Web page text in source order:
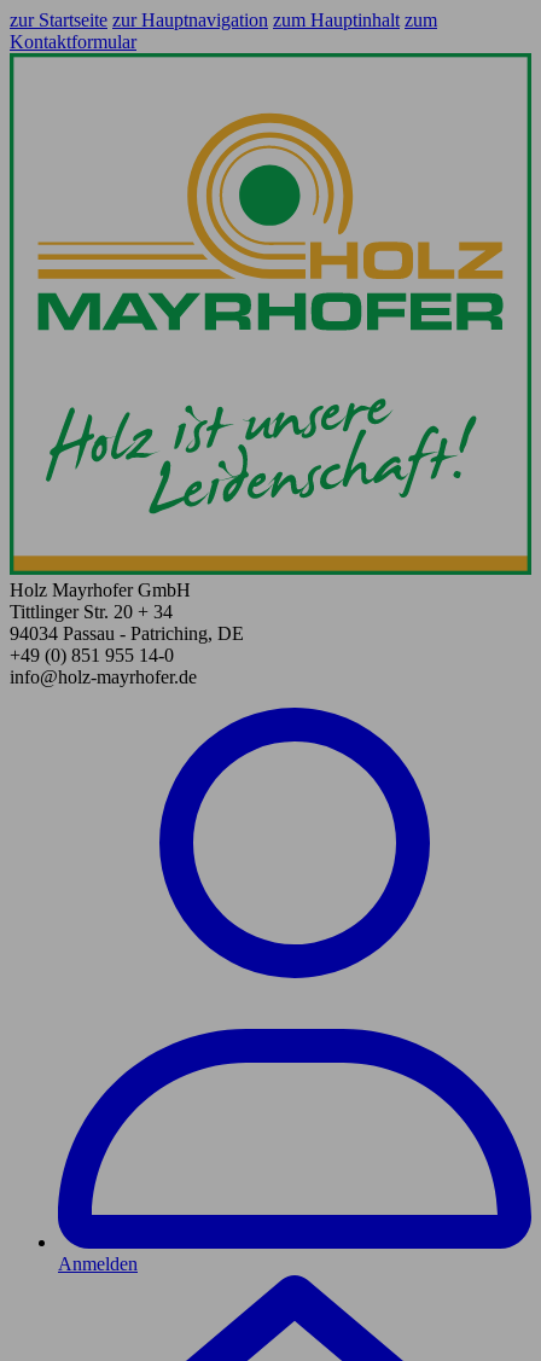
zur Startseite zur Hauptnavigation zum Hauptinhalt zum
Kontaktformular
Holz Mayrhofer GmbH
Tittlinger Str. 20 + 34
94034 Passau - Patriching, DE
+49 (0) 851 955 14-0
info@holz-mayrhofer.de
Anmelden